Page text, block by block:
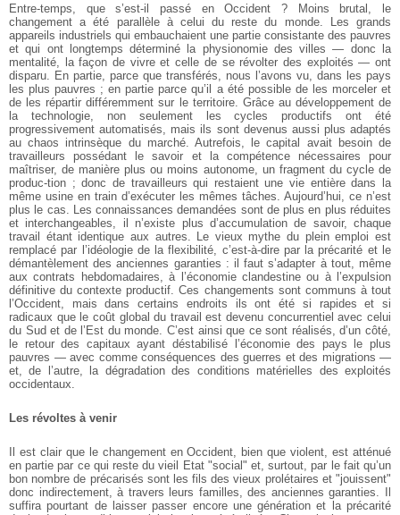
Entre-temps, que s’est-il passé en Occident ? Moins brutal, le
changement a été parallèle à celui du reste du monde. Les grands
appareils industriels qui embauchaient une partie consistante des pauvres
et qui ont longtemps déterminé la physionomie des villes — donc la
mentalité, la façon de vivre et celle de se révolter des exploités — ont
disparu. En partie, parce que transférés, nous l’avons vu, dans les pays
les plus pauvres ; en partie parce qu’il a été possible de les morceler et
de les répartir différemment sur le territoire. Grâce au développement de
la technologie, non seulement les cycles productifs ont été
progressivement automatisés, mais ils sont devenus aussi plus adaptés
au chaos intrinsèque du marché. Autrefois, le capital avait besoin de
travailleurs possédant le savoir et la compétence nécessaires pour
maîtriser, de manière plus ou moins autonome, un fragment du cycle de
produc-tion ; donc de travailleurs qui restaient une vie entière dans la
même usine en train d’exécuter les mêmes tâches. Aujourd’hui, ce n’est
plus le cas. Les connaissances demandées sont de plus en plus réduites
et interchangeables, il n’existe plus d’accumulation de savoir, chaque
travail étant identique aux autres. Le vieux mythe du plein emploi est
remplacé par l’idéologie de la flexibilité, c’est-à-dire par la précarité et le
démantèlement des anciennes garanties : il faut s’adapter à tout, même
aux contrats hebdomadaires, à l’économie clandestine ou à l’expulsion
définitive du contexte productif. Ces changements sont communs à tout
l’Occident, mais dans certains endroits ils ont été si rapides et si
radicaux que le coût global du travail est devenu concurrentiel avec celui
du Sud et de l’Est du monde. C’est ainsi que ce sont réalisés, d’un côté,
le retour des capitaux ayant déstabilisé l’économie des pays le plus
pauvres — avec comme conséquences des guerres et des migrations —
et, de l’autre, la dégradation des conditions matérielles des exploités
occidentaux.
Les révoltes à venir
Il est clair que le changement en Occident, bien que violent, est atténué
en partie par ce qui reste du vieil Etat "social" et, surtout, par le fait qu’un
bon nombre de précarisés sont les fils des vieux prolétaires et "jouissent"
donc indirectement, à travers leurs familles, des anciennes garanties. Il
suffira pourtant de laisser passer encore une génération et la précarité